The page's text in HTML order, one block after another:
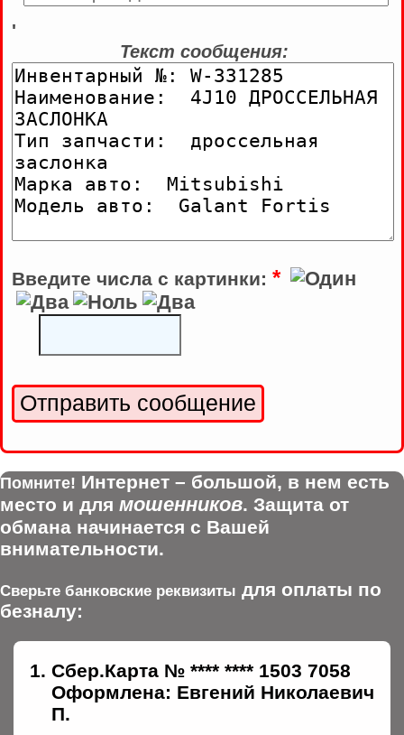
'
Текст сообщения:
Введите числа с картинки: *
Помните! Интернет – большой, в нем есть
место и для мошенников. Защита от
обмана начинается с Вашей
внимательности.
Сверьте банковские реквизиты для оплаты по
безналу:
Сбер.Карта № **** **** 1503 7058
Оформлена: Евгений Николаевич
П.